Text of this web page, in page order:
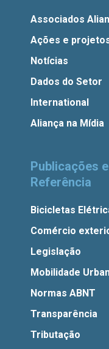
Associados
Ações e
Notícias
Dados do Setor
International
Aliança na Mídia
Publicações
Referência
Bicicletas
Comércio
Legislação
Mobilidade
Normas ABNT
Transparência
Tributação